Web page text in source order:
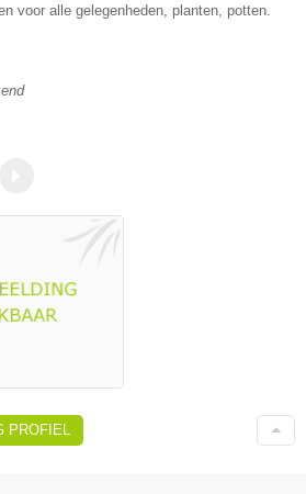
voor alle gelegenheden, planten, potten.
PROFIEL